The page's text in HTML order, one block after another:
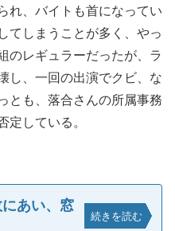
れ、バイトも首になってい
てしまうことが多く、やっ
のレギュラーだったが、ラ
し、一回の出演でクビ、な
とも、落合さんの所属事務
している。
あい、窓
続きを読む